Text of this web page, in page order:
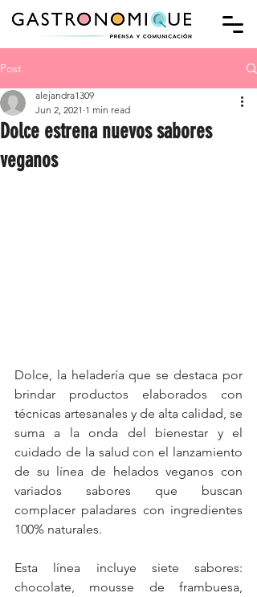
Post
Dolce estrena nuevos sabores
veganos
alejandra1309
Jun 2, 2021 1 min read
Dolce, la heladería que se destaca por
brindar productos elaborados con
técnicas artesanales y de alta calidad, se
suma a la onda del bienestar y el
cuidado de la salud con el lanzamiento
de su línea de helados veganos con
variados sabores que buscan
complacer paladares con ingredientes
100% naturales.
Esta línea incluye siete sabores:
chocolate, mousse de frambuesa,